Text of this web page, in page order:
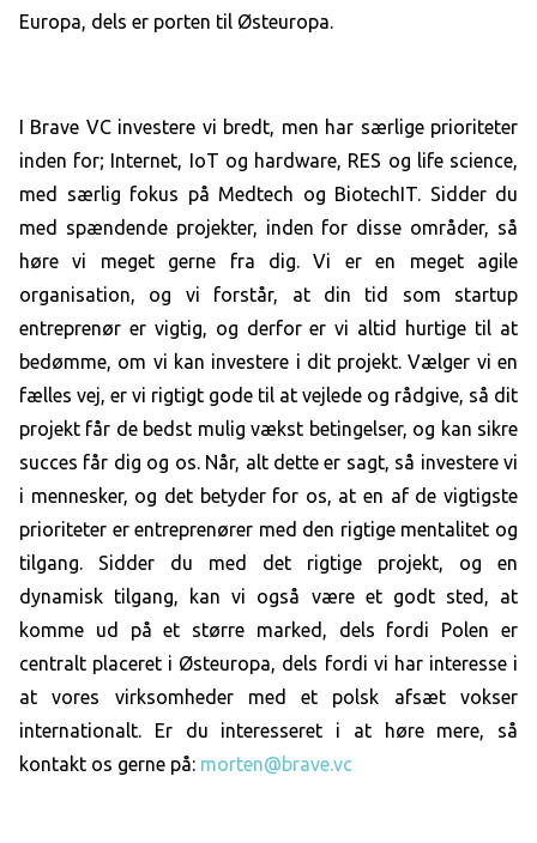
Europa, dels er porten til Østeuropa.
I Brave VC investere vi bredt, men har særlige prioriteter
inden for; Internet, IoT og hardware, RES og life science,
med særlig fokus på Medtech og BiotechIT. Sidder du
med spændende projekter, inden for disse områder, så
høre vi meget gerne fra dig. Vi er en meget agile
organisation, og vi forstår, at din tid som startup
entreprenør er vigtig, og derfor er vi altid hurtige til at
bedømme, om vi kan investere i dit projekt. Vælger vi en
fælles vej, er vi rigtigt gode til at vejlede og rådgive, så dit
projekt får de bedst mulig vækst betingelser, og kan sikre
succes får dig og os. Når, alt dette er sagt, så investere vi
i mennesker, og det betyder for os, at en af de vigtigste
prioriteter er entreprenører med den rigtige mentalitet og
tilgang. Sidder du med det rigtige projekt, og en
dynamisk tilgang, kan vi også være et godt sted, at
komme ud på et større marked, dels fordi Polen er
centralt placeret i Østeuropa, dels fordi vi har interesse i
at vores virksomheder med et polsk afsæt vokser
internationalt. Er du interesseret i at høre mere, så
kontakt os gerne på: morten@brave.vc